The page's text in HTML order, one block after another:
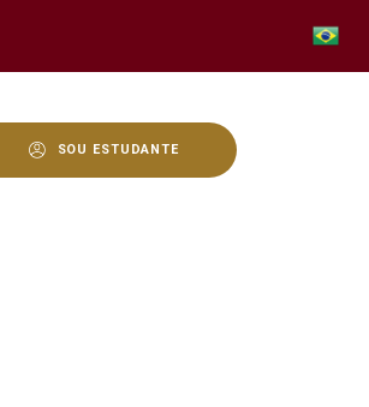
SOU ESTUDANTE